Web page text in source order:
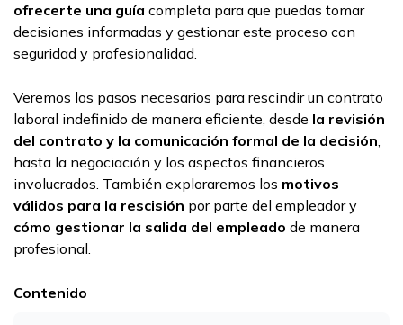
ofrecerte una guía completa para que puedas tomar
decisiones informadas y gestionar este proceso con
seguridad y profesionalidad.
Veremos los pasos necesarios para rescindir un contrato
laboral indefinido de manera eficiente, desde la revisión
del contrato y la comunicación formal de la decisión,
hasta la negociación y los aspectos financieros
involucrados. También exploraremos los motivos
válidos para la rescisión por parte del empleador y
cómo gestionar la salida del empleado de manera
profesional.
Contenido